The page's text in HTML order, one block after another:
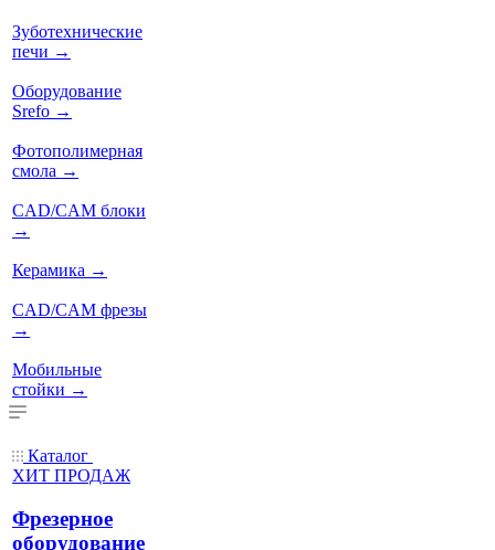
Зуботехнические
печи →
Оборудование
Srefo →
Фотополимерная
смола →
CAD/CAM блоки
→
Керамика →
CAD/CAM фрезы
→
Мобильные
стойки →
Каталог
ХИТ ПРОДАЖ
Фрезерное
оборудование